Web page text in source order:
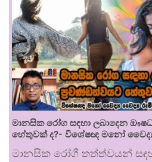
මානසික රෝග සඳහා ලබාදෙන
හේතුවක් ද?- විශේෂඥ මනෝ
මානසික රෝගී තත්ත්වයන්